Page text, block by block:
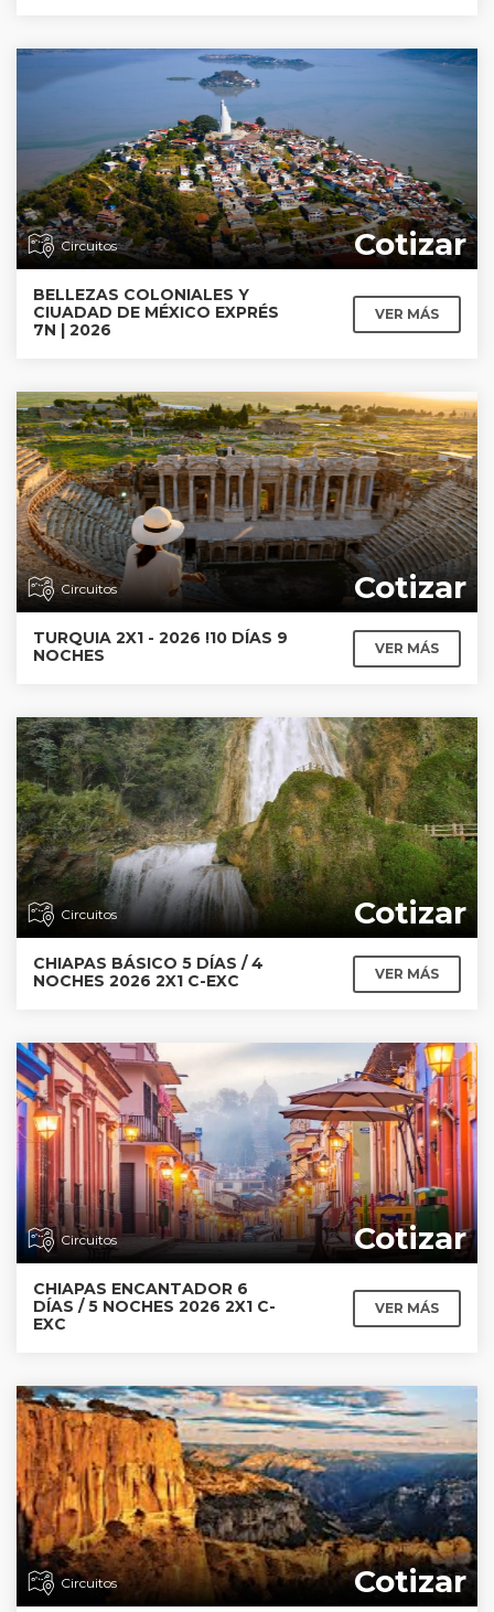
Circuitos Cotizar
BELLEZAS COLONIALES Y
CIUADAD DE MÉXICO EXPRÉS
7N | 2026
VER MÁS
Circuitos Cotizar
TURQUIA 2X1 - 2026 !10 DÍAS 9
NOCHES
VER MÁS
Circuitos Cotizar
CHIAPAS BÁSICO 5 DÍAS / 4
NOCHES 2026 2X1 C-EXC
VER MÁS
Circuitos Cotizar
CHIAPAS ENCANTADOR 6
DÍAS / 5 NOCHES 2026 2X1 C-
EXC
VER MÁS
Circuitos Cotizar